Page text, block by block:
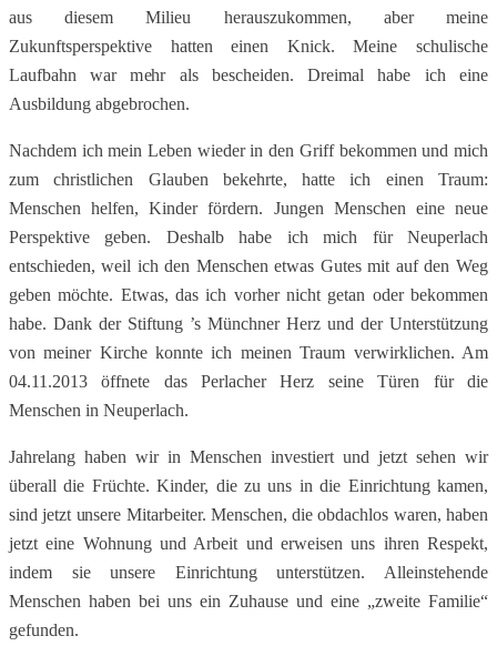
aus diesem Milieu herauszukommen, aber meine
Zukunftsperspektive hatten einen Knick. Meine schulische
Laufbahn war mehr als bescheiden. Dreimal habe ich eine
Ausbildung abgebrochen.
Nachdem ich mein Leben wieder in den Griff bekommen und mich
zum christlichen Glauben bekehrte, hatte ich einen Traum:
Menschen helfen, Kinder fördern. Jungen Menschen eine neue
Perspektive geben. Deshalb habe ich mich für Neuperlach
entschieden, weil ich den Menschen etwas Gutes mit auf den Weg
geben möchte. Etwas, das ich vorher nicht getan oder bekommen
habe. Dank der Stiftung ’s Münchner Herz und der Unterstützung
von meiner Kirche konnte ich meinen Traum verwirklichen. Am
04.11.2013 öffnete das Perlacher Herz seine Türen für die
Menschen in Neuperlach.
Jahrelang haben wir in Menschen investiert und jetzt sehen wir
überall die Früchte. Kinder, die zu uns in die Einrichtung kamen,
sind jetzt unsere Mitarbeiter. Menschen, die obdachlos waren, haben
jetzt eine Wohnung und Arbeit und erweisen uns ihren Respekt,
indem sie unsere Einrichtung unterstützen. Alleinstehende
Menschen haben bei uns ein Zuhause und eine „zweite Familie“
gefunden.